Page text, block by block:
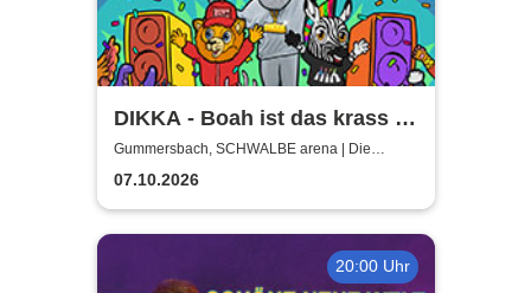
DIKKA - Boah ist das krass -
Tour 2026
Gummersbach, SCHWALBE arena | Die
Schwalbe Arena Gummersbach
07.10.2026
20:00 Uhr